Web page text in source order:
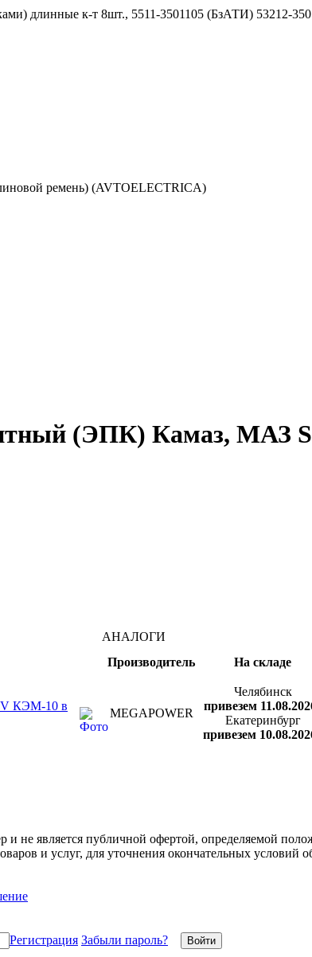
длинные к-т 8шт., 5511-3501105 (БзАТИ) 53212-
ремень) (AVTOELECTRICA)
(ЭПК) Камаз, МАЗ
АНАЛОГИ
Производитель На складе
КЭМ-10 в
MEGAPOWER
Челябинск
привезем
Екатеринбург
привезем
не является публичной офертой, определяемой
и услуг, для уточнения окончательных условий
Регистрация Забыли пароль?